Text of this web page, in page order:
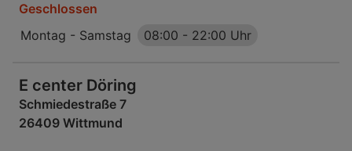
Geschlossen
Montag - Samstag
08:00 - 22:00 Uhr
E center Döring
Schmiedestraße 7
26409 Wittmund